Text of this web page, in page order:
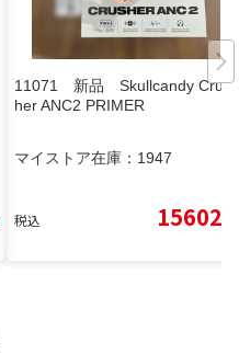
11071 新品 Skullcandy Crus
her ANC2 PRIMER
マイストア在庫： 1947
税込 15602